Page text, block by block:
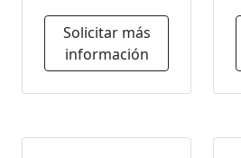
Solicitar más
información